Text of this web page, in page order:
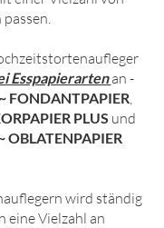
passen.
Esspapierartenan -
FONDANTPAPIER,
PLUS und
OBLATENPAPIER
wird ständig
Vielzahl an